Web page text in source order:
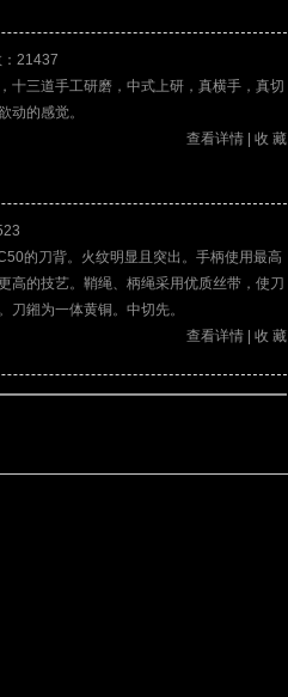
：21437
十三道手工研磨，中式上研，真横手，真切
动的感觉。
查看详情
收 藏
的刀背。火纹明显且突出。手柄使用最高
高的技艺。鞘绳、柄绳采用优质丝带，使刀
鎺为一体黄铜。中切先。
查看详情
收 藏